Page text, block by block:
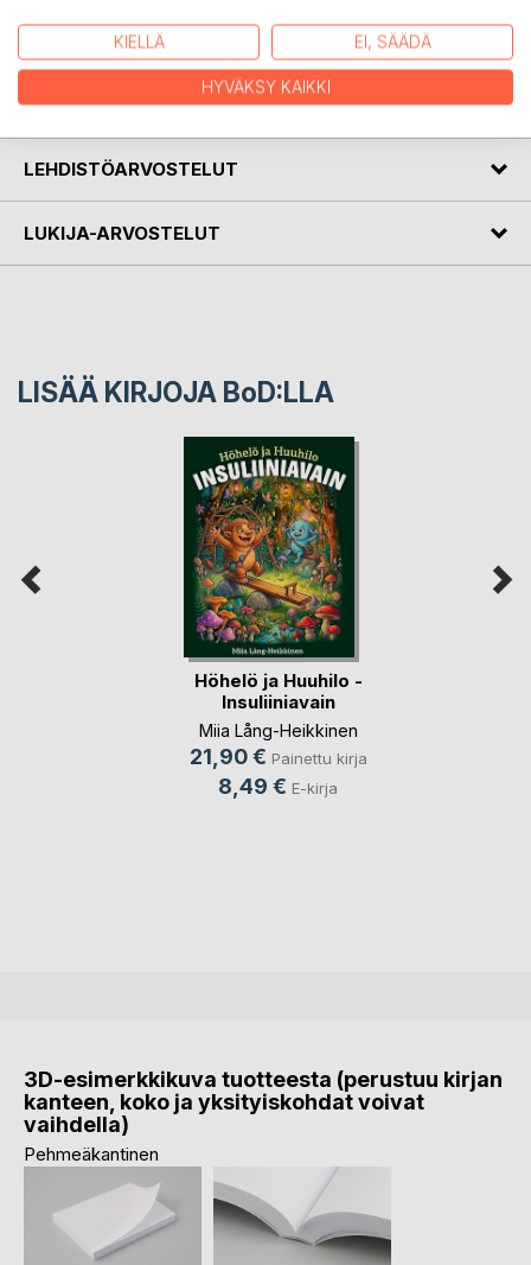
helpompilukuisella antiikvalla.
KIRJAILIJA
LEHDISTÖARVOSTELUT
LUKIJA-ARVOSTELUT
LISÄÄ KIRJOJA BoD:LLA
Höhelö ja Huuhilo -
Insuliiniavain
Miia Lång-Heikkinen
21,90 € Painettu kirja
8,49 € E-kirja
3D-esimerkkikuva tuotteesta (perustuu kirjan
kanteen, koko ja yksityiskohdat voivat
vaihdella)
Pehmeäkantinen
KIELLÄ EI, SÄÄDÄ
HYVÄKSY KAIKKI